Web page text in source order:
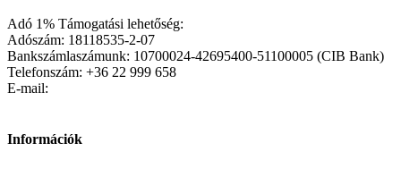
Adó 1% Támogatási lehetőség:
Adószám: 18118535-2-07
Bankszámlaszámunk: 10700024-42695400-51100005 (CIB Bank)
Telefonszám: +36 22 999 658
E-mail:
Információk